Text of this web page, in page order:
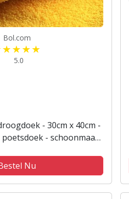
Bol.com
5.0
- 30cm x 40cm -
- schoonmaak
- Watermagneet.
Nu